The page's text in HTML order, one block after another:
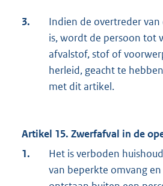
3.
Indien de overtreder
is, wordt de persoon tot
afvalstof, stof of
herleid, geacht te
met dit artikel.
Artikel 15. Zwerfafval in de
1.
Het is verboden
van beperkte omvang